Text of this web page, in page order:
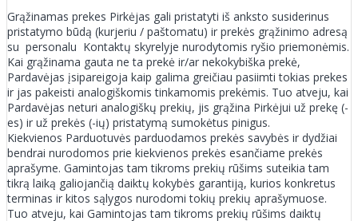
Grąžinamas prekes Pirkėjas gali pristatyti iš anksto susiderinus
pristatymo būdą (kurjeriu / paštomatu) ir prekės grąžinimo adresą
su personalu Kontaktų skyrelyje nurodytomis ryšio priemonėmis.
Kai grąžinama gauta ne ta prekė ir/ar nekokybiška prekė,
Pardavėjas įsipareigoja kaip galima greičiau pasiimti tokias prekes
ir jas pakeisti analogiškomis tinkamomis prekėmis. Tuo atveju, kai
Pardavėjas neturi analogiškų prekių, jis grąžina Pirkėjui už prekę (-
es) ir už prekės (-ių) pristatymą sumokėtus pinigus.
Kiekvienos Parduotuvės parduodamos prekės savybės ir dydžiai
bendrai nurodomos prie kiekvienos prekės esančiame prekės
aprašyme. Gamintojas tam tikroms prekių rūšims suteikia tam
tikrą laiką galiojančią daiktų kokybės garantiją, kurios konkretus
terminas ir kitos sąlygos nurodomi tokių prekių aprašymuose.
Tuo atveju, kai Gamintojas tam tikroms prekių rūšims daiktų